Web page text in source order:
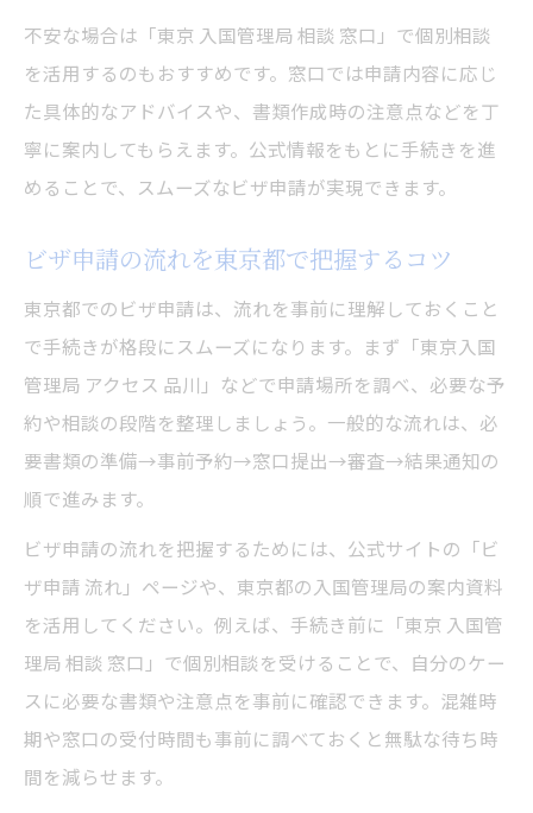
不安な場合は「東京 入国管理局 相談 窓口」で個別相談
を活用するのもおすすめです。窓口では申請内容に応じ
た具体的なアドバイスや、書類作成時の注意点などを丁
寧に案内してもらえます。公式情報をもとに手続きを進
めることで、スムーズなビザ申請が実現できます。
ビザ申請の流れを東京都で把握するコツ
東京都でのビザ申請は、流れを事前に理解しておくこと
で手続きが格段にスムーズになります。まず「東京入国
管理局 アクセス 品川」などで申請場所を調べ、必要な予
約や相談の段階を整理しましょう。一般的な流れは、必
要書類の準備→事前予約→窓口提出→審査→結果通知の
順で進みます。
ビザ申請の流れを把握するためには、公式サイトの「ビ
ザ申請 流れ」ページや、東京都の入国管理局の案内資料
を活用してください。例えば、手続き前に「東京 入国管
理局 相談 窓口」で個別相談を受けることで、自分のケー
スに必要な書類や注意点を事前に確認できます。混雑時
期や窓口の受付時間も事前に調べておくと無駄な待ち時
間を減らせます。